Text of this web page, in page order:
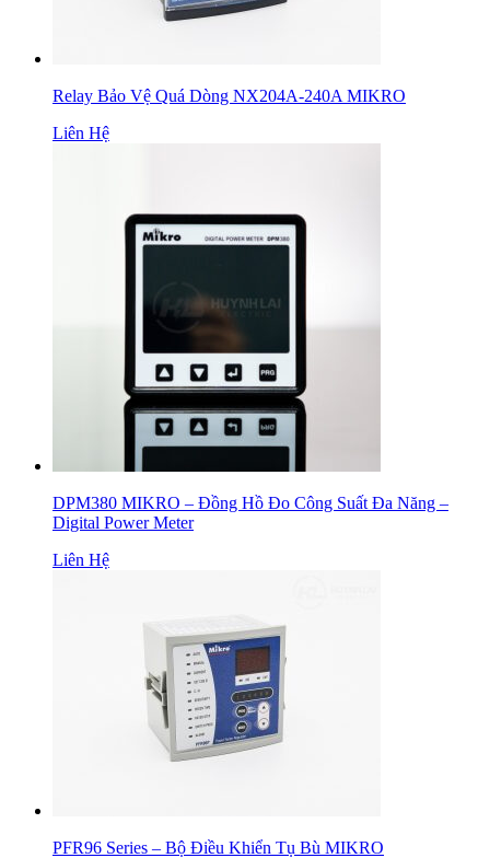
Relay Bảo Vệ Quá Dòng NX204A-240A MIKRO
Liên Hệ
DPM380 MIKRO – Đồng Hồ Đo Công Suất Đa Năng –
Digital Power Meter
Liên Hệ
PFR96 Series – Bộ Điều Khiển Tụ Bù MIKRO